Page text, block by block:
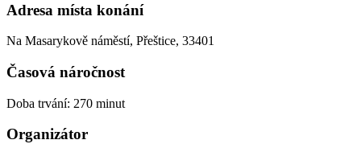
Adresa místa konání
Na Masarykově náměstí, Přeštice, 33401
Časová náročnost
Doba trvání: 270 minut
Organizátor